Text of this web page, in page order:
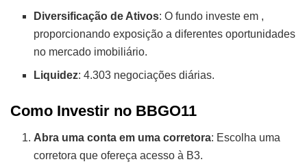
Diversificação de Ativos: O fundo investe em ,
proporcionando exposição a diferentes oportunidades
no mercado imobiliário.
Liquidez: 4.303 negociações diárias.
Como Investir no BBGO11
Abra uma conta em uma corretora: Escolha uma
corretora que ofereça acesso à B3.